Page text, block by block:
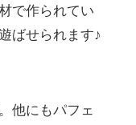
で作られてい
ばせられます♪
他にもパフェ